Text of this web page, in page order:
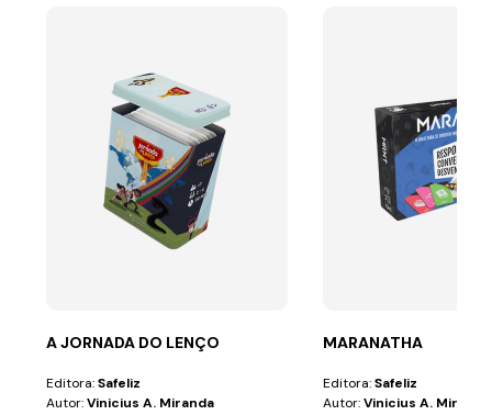
A JORNADA DO LENÇO
Editora:Safeliz
Autor:Vinicius A. Miranda
MARANATHA
Editora:Safeliz
Autor:Vinicius A. Miranda